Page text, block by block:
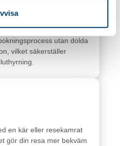
deposition
utan dolda
vilket säkerställer
en kär eller resekamrat
gör din resa mer bekväm